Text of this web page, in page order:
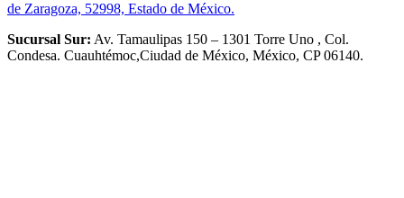
de Zaragoza, 52998, Estado de México.
Sucursal Sur: Av. Tamaulipas 150 – 1301 Torre Uno , Col.
Condesa. Cuauhtémoc,Ciudad de México, México, CP 06140.